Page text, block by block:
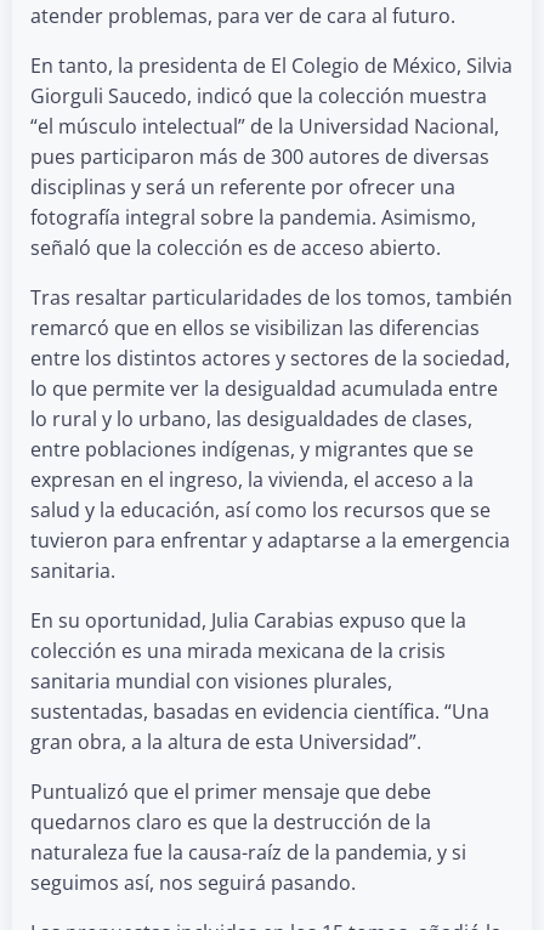
atender problemas, para ver de cara al futuro.
En tanto, la presidenta de El Colegio de México, Silvia
Giorguli Saucedo, indicó que la colección muestra
“el músculo intelectual” de la Universidad Nacional,
pues participaron más de 300 autores de diversas
disciplinas y será un referente por ofrecer una
fotografía integral sobre la pandemia. Asimismo,
señaló que la colección es de acceso abierto.
Tras resaltar particularidades de los tomos, también
remarcó que en ellos se visibilizan las diferencias
entre los distintos actores y sectores de la sociedad,
lo que permite ver la desigualdad acumulada entre
lo rural y lo urbano, las desigualdades de clases,
entre poblaciones indígenas, y migrantes que se
expresan en el ingreso, la vivienda, el acceso a la
salud y la educación, así como los recursos que se
tuvieron para enfrentar y adaptarse a la emergencia
sanitaria.
En su oportunidad, Julia Carabias expuso que la
colección es una mirada mexicana de la crisis
sanitaria mundial con visiones plurales,
sustentadas, basadas en evidencia científica. “Una
gran obra, a la altura de esta Universidad”.
Puntualizó que el primer mensaje que debe
quedarnos claro es que la destrucción de la
naturaleza fue la causa-raíz de la pandemia, y si
seguimos así, nos seguirá pasando.